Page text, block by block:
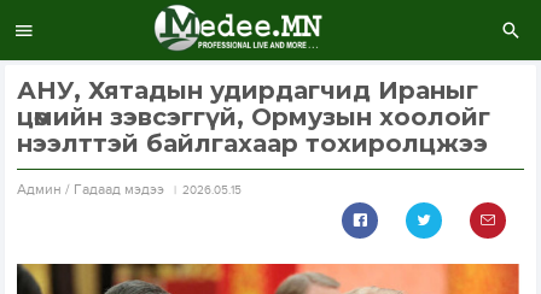
АНУ, Хятадын удирдагчид Ираныг
цөмийн зэвсэггүй, Ормузын хоолойг
нээлттэй байлгахаар тохиролцжээ
Aдмин / Гадаад мэдээ 2026.05.15